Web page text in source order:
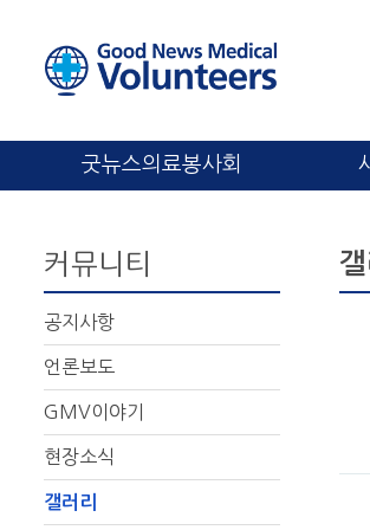
굿뉴스의료봉사회
커뮤니티
공지사항
언론보도
GMV이야기
현장소식
갤러리